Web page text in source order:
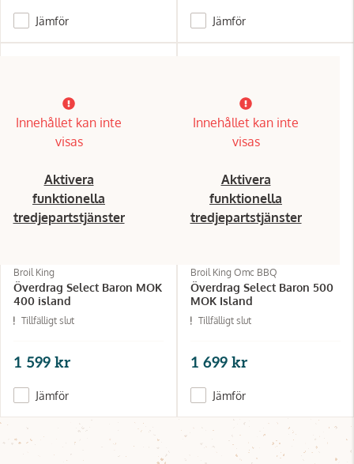
Jämför Jämför
Innehållet kan inte
visas
Aktivera
funktionella
tredjepartstjänster
Broil King
Överdrag Select Baron MOK
400 island
Tillfälligt slut
1 599 kr
Jämför
Innehållet kan inte
visas
Aktivera
funktionella
tredjepartstjänster
Broil King Omc BBQ
Överdrag Select Baron 500
MOK Island
Tillfälligt slut
1 699 kr
Jämför